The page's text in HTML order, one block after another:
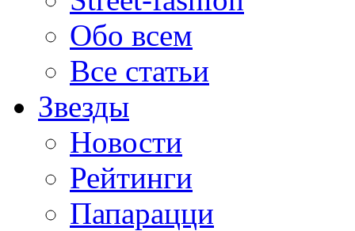
Обо всем
Все статьи
Звезды
Новости
Рейтинги
Папарацци